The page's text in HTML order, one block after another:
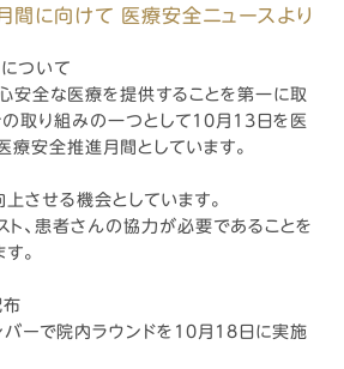
に向けて 医療安全ニュースより
ついて
安全な医療を提供することを第一に取
の取り組みの一つとして10月13日を医
療安全推進月間としています。
させる機会としています。
ト、患者さんの協力が必要であることを
。
布
バーで院内ラウンドを10月18日に実施